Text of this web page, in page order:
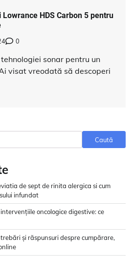
HDS Carbon 5 pentru
0
sonar pentru un
visat vreodată să descoperi
Caută
de sept de rinita alergica si cum
infundat
oncologice digestive: ce
și răspunsuri despre cumpărare,